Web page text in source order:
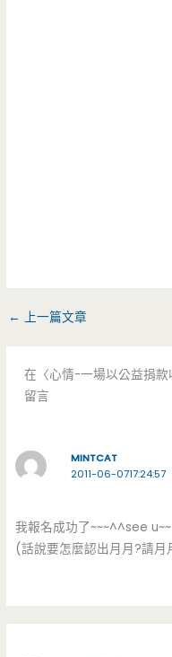
← 上一篇文章
在〈心情-一場以公益捐
留言
MINTCAT
2011-06-0717:24:57
我報名成功了~~~^^see u~~
(話說要怎麼認出月月?請月